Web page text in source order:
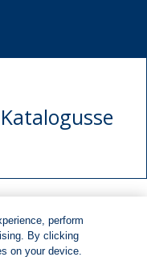
Katalogusse
boekregte
perform
By clicking
on your device.